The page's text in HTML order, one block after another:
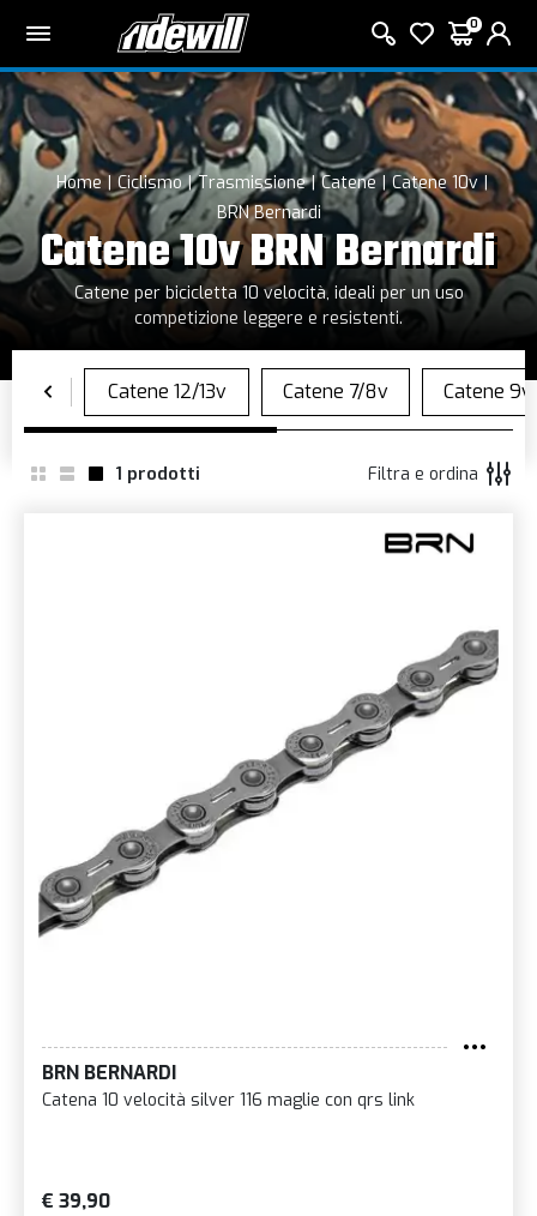
0
Home Ciclismo Trasmissione Catene
Catene 10v
BRN Bernardi
Catene 10v BRN Bernardi
Catene per bicicletta 10 velocità, ideali per un uso
competizione leggere e resistenti.
1 prodotti Filtra e ordina
BRN BERNARDI
Catena 10 velocità silver 116 maglie con qrs link
€ 39,90